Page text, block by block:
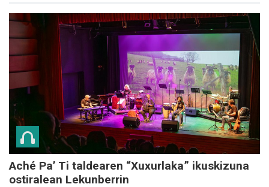
Aché Pa’ Ti taldearen “Xuxurlaka” ikuskizuna
ostiralean Lekunberrin